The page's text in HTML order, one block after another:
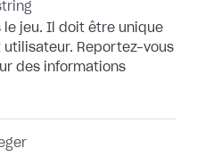
jeu. Il doit être unique
utilisateur. Reportez-vous
des informations